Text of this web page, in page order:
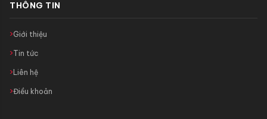
THÔNG TIN
Giới thiệu
Tin tức
Liên hệ
Điều khoản